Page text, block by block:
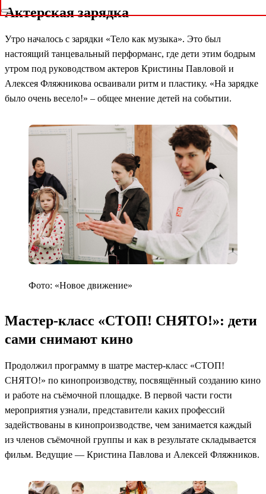
Актерская зарядка
Утро началось с зарядки «Тело как музыка». Это был
настоящий танцевальный перформанс, где дети этим бодрым
утром под руководством актеров Кристины Павловой и
Алексея Фляжникова осваивали ритм и пластику. «На зарядке
было очень весело!» – общее мнение детей на событии.
Фото: «Новое движение»
Мастер-класс «СТОП! СНЯТО!»: дети
сами снимают кино
Продолжил программу в шатре мастер-класс «СТОП!
СНЯТО!» по кинопроизводству, посвящённый созданию кино
и работе на съёмочной площадке. В первой части гости
мероприятия узнали, представители каких профессий
задействованы в кинопроизводстве, чем занимается каждый
из членов съёмочной группы и как в результате складывается
фильм. Ведущие — Кристина Павлова и Алексей Фляжников.